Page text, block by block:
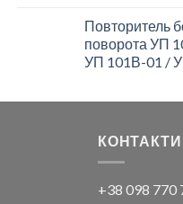
Повторитель
поворота УП
УП 101В-01 /
КОНТАКТИ
+38 098 770